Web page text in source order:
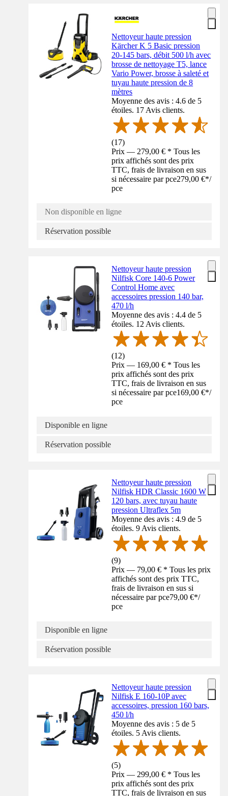
Nettoyeur haute pression
Kärcher K 5 Basic pression
20-145 bars, débit 500 l/h avec
brosse de nettoyage T5, lance
Vario Power, brosse à saleté et
tuyau haute pression de 8
mètres
Moyenne des avis : 4.6 de 5
étoiles. 17 Avis clients.
(17)
Prix — 279,00 € * Tous les
prix affichés sont des prix
TTC, frais de livraison en sus
si nécessaire par pce279,00 €*/
pce
Non disponible en ligne
Réservation possible
Nettoyeur haute pression
Nilfisk Core 140-6 Power
Control Home avec
accessoires pression 140 bar,
470 l/h
Moyenne des avis : 4.4 de 5
étoiles. 12 Avis clients.
(12)
Prix — 169,00 € * Tous les
prix affichés sont des prix
TTC, frais de livraison en sus
si nécessaire par pce169,00 €*/
pce
Disponible en ligne
Réservation possible
Nettoyeur haute pression
Nilfisk HDR Classic 1600 W
120 bars, avec tuyau haute
pression Ultraflex 5m
Moyenne des avis : 4.9 de 5
étoiles. 9 Avis clients.
(9)
Prix — 79,00 € * Tous les prix
affichés sont des prix TTC,
frais de livraison en sus si
nécessaire par pce79,00 €*/
pce
Disponible en ligne
Réservation possible
Nettoyeur haute pression
Nilfisk E 160-10P avec
accessoires, pression 160 bars,
450 l/h
Moyenne des avis : 5 de 5
étoiles. 5 Avis clients.
(5)
Prix — 299,00 € * Tous les
prix affichés sont des prix
TTC, frais de livraison en sus